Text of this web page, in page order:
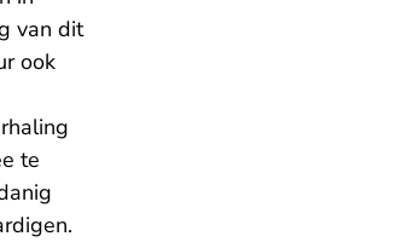
van dit
ook
te